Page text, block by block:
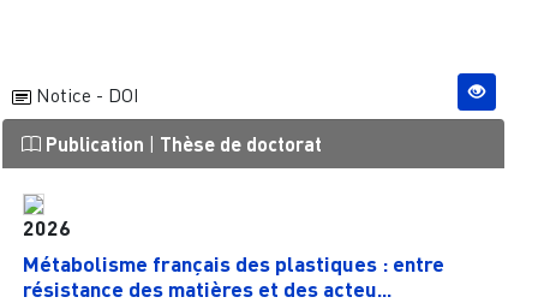
Notice - DOI
Publication | Thèse de doctorat
2026
Métabolisme français des plastiques : entre
résistance des matières et des acteu...